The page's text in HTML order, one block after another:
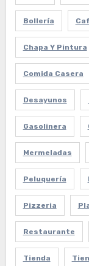
Bollería
Chapa Y Pintura
Comida Casera
Desayunos
Gasolinera
Mermeladas
Peluquería
Pizzeria
Restaurante
Tienda